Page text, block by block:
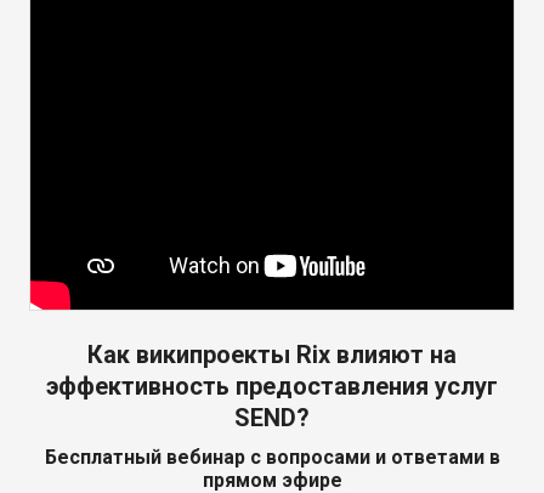
Как википроекты Rix влияют на
эффективность предоставления услуг
SEND?
Бесплатный вебинар с вопросами и ответами в
прямом эфире